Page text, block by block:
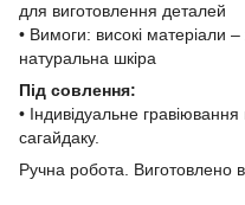
для виготовлення деталей
• Вимоги: високі матеріали
натуральна шкіра
Під совлення:
• Індивідуальне
сагайдаку.
Ручна робота. Виготовлено в